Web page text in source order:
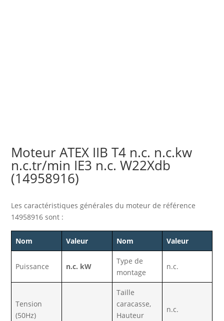
Moteur ATEX IIB T4 n.c. n.c.kw
n.c.tr/min IE3 n.c. W22Xdb
(14958916)
Les caractéristiques générales du moteur de référence
14958916 sont :
Nom Valeur Nom Valeur
Puissance n.c. kW
Type de
montage
n.c.
Tension
(50Hz)
Taille
caracasse,
Hauteur
n.c.